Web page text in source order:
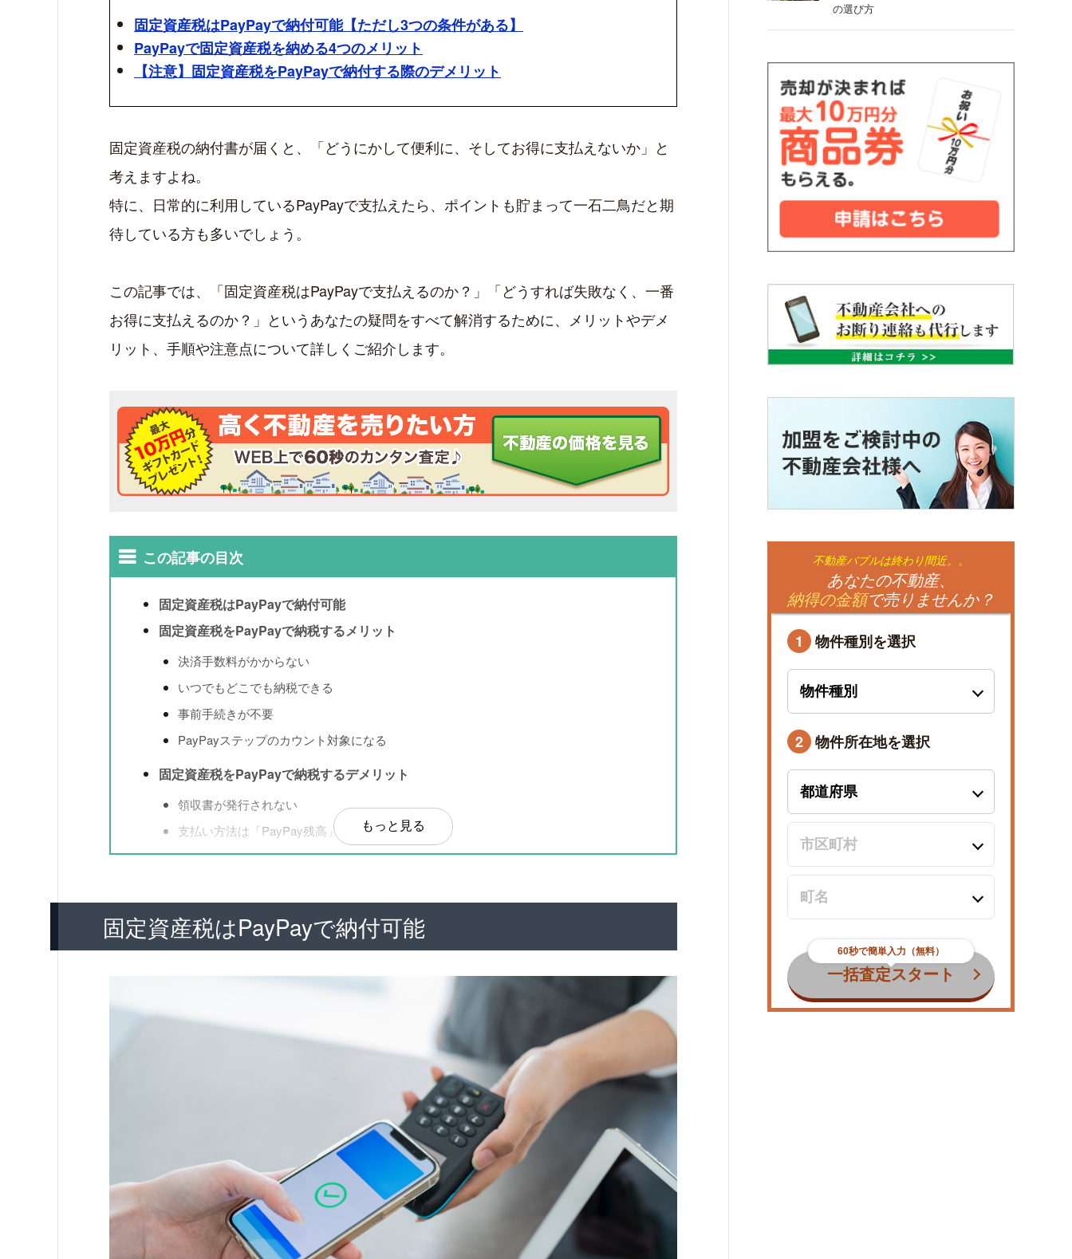
固定資産税はPayPayで納付可能【ただし3つの条件がある】
PayPayで固定資産税を納める4つのメリット
【注意】固定資産税をPayPayで納付する際のデメリット
固定資産税の納付書が届くと、「どうにかして便利に、そしてお得に支払えないか」と
考えますよね。
特に、日常的に利用しているPayPayで支払えたら、ポイントも貯まって一石二鳥だと期
待している方も多いでしょう。
この記事では、「固定資産税はPayPayで支払えるのか？」「どうすれば失敗なく、一番
お得に支払えるのか？」というあなたの疑問をすべて解消するために、メリットやデメ
リット、手順や注意点について詳しくご紹介します。
この記事の目次
固定資産税はPayPayで納付可能
固定資産税をPayPayで納税するメリット
決済手数料がかからない
いつでもどこでも納税できる
事前手続きが不要
PayPayステップのカウント対象になる
固定資産税をPayPayで納税するデメリット
領収書が発行されない
支払い方法は「PayPay残高」に限定される
2.アプリの起動と機能選択
3.納付書コードの読み取り
4.内容の最終確認と手続きの完了
二重払いのリスクがある
PayPayの定期メンテナンス時期を把握する
1. 納付期限直前のリスク回避
2. 主なメンテナンス時期の傾向
3. 確認方法と対策
もっと見る
固定資産税はPayPayで納付可能
の選び方
不動産バブルは終わり間近。。
あなたの不動産、
納得の金額で売りませんか？
1 物件種別を選択
2 物件所在地を選択
60秒で簡単入力（無料）
一括査定スタート